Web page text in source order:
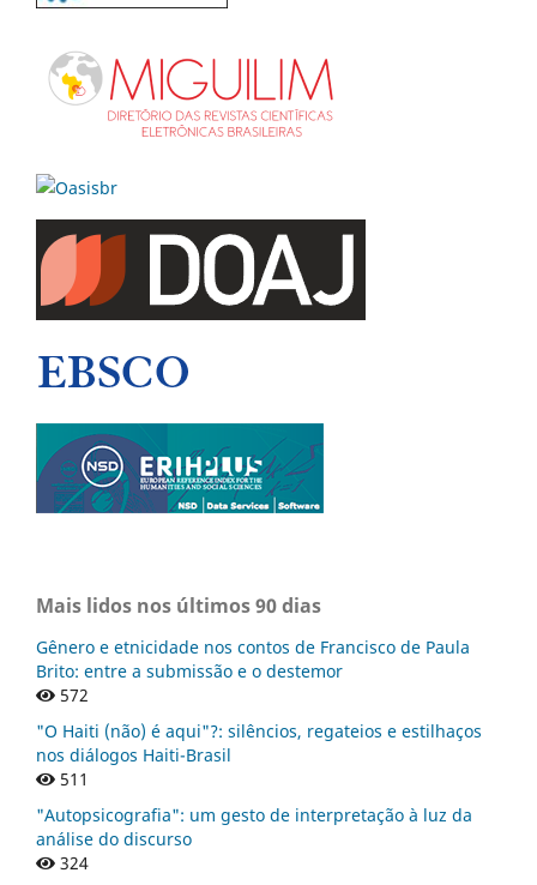
Mais lidos nos últimos 90 dias
Gênero e etnicidade nos contos de Francisco de Paula
Brito: entre a submissão e o destemor
572
"O Haiti (não) é aqui"?: silêncios, regateios e estilhaços
nos diálogos Haiti-Brasil
511
"Autopsicografia": um gesto de interpretação à luz da
análise do discurso
324